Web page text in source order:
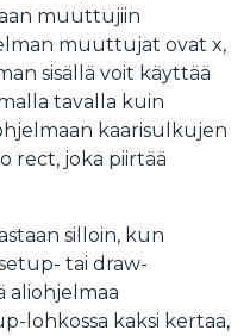
muuttujiin
muuttujat ovat x,
sisällä voit käyttää
tavalla kuin
kaarisulkujen
rect, joka piirtää
silloin, kun
tai draw-
aliohjelmaa
lohkossa kaksi kertaa,